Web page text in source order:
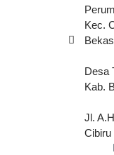
Kec.
Desa
Kab.
Jl.
Cibiru